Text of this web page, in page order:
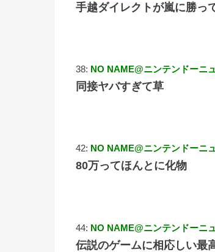
手越ダイレクトが嵐に勝っ
38: NO NAME@ニンテンドーニ
同接ヤバすぎて草
42: NO NAME@ニンテンドーニ
80万ってほんとに化物
44: NO NAME@ニンテンドーニ
伝説のゲームに相応しい最